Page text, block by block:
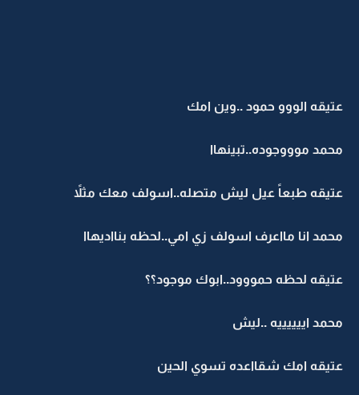
عتيقه الووو حمود ..وين امك
محمد موووجوده..تبينهاا
عتيقه طبعاً عيل ليش متصله..اسولف معك مثلاً
محمد انا مااعرف اسولف زي امي..لحظه بنااديهاا
عتيقه لحظه حمووود..ابوك موجود؟؟
محمد اييييييه ..ليش
عتيقه امك شقااعده تسوي الحين